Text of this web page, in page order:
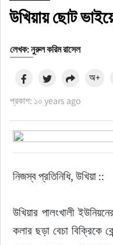
উখিয়ায় ছোট
লেখক: নুরুল করিম রাসেল
প্রকাশ: ১০ years ago
অ+
নিজস্ব প্রতিনিধি, উখিয়া ::
উখিয়ার পালংখালী
কলার ছড়া বেচা বিক্রিকে